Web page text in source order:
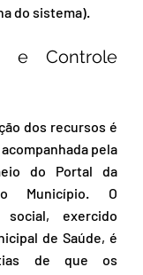
do sistema).
e Controle
dos recursos é
pela
do Portal da
Município. O
social, exercido
de Saúde, é
de que os